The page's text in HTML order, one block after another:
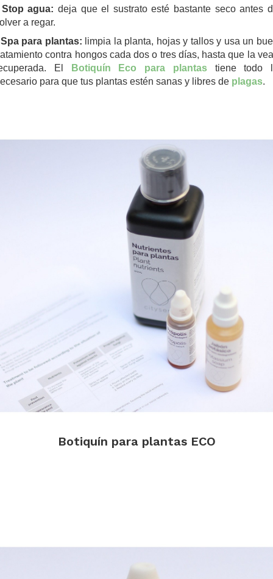
Stop agua: deja que el sustrato esté bastante seco antes
a regar.
Spa para plantas: limpia la planta, hojas y tallos y usa un
contra hongos cada dos o tres días, hasta que la
El
Botiquín Eco para plantastiene todo
para que tus plantas estén sanas y libres de plagas.
Botiquín para plantas ECO